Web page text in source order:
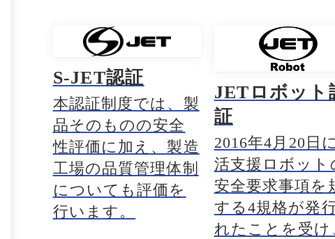
S-JET認証
本認証制度では、製
品そのものの安全
性評価に加え、製造
工場の品質管理体制
についても評価を
行います。
JETロボット
証
2016年4月20日
活支援ロボット
安全要求事項を
する4規格が発
れたことを受け